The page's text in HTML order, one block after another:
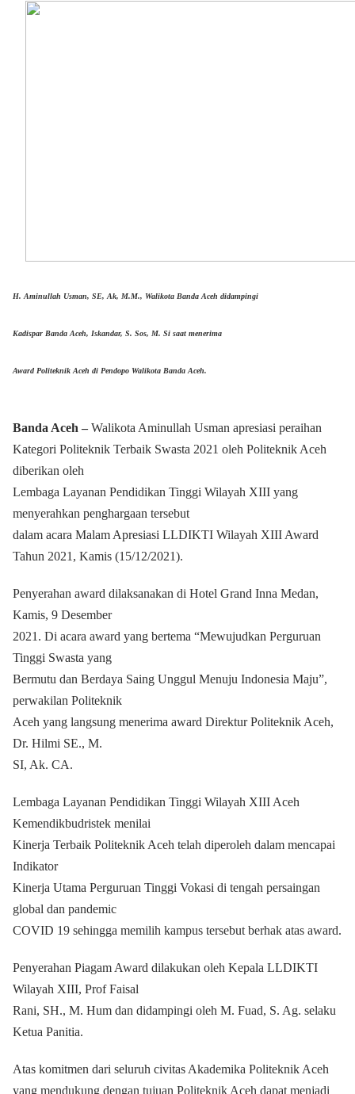
H. Aminullah Usman, SE, Ak, M.M., Walikota Banda Aceh didampingi
Kadispar Banda Aceh, Iskandar, S. Sos, M. Si saat menerima
Award Politeknik Aceh di Pendopo Walikota Banda Aceh.
Banda Aceh – Walikota Aminullah Usman apresiasi peraihan
Kategori Politeknik Terbaik Swasta 2021 oleh Politeknik Aceh
diberikan oleh
Lembaga Layanan Pendidikan Tinggi Wilayah XIII yang
menyerahkan penghargaan tersebut
dalam acara Malam Apresiasi LLDIKTI Wilayah XIII Award
Tahun 2021, Kamis (15/12/2021).
Penyerahan award dilaksanakan di Hotel Grand Inna Medan,
Kamis, 9 Desember
2021. Di acara award yang bertema “Mewujudkan Perguruan
Tinggi Swasta yang
Bermutu dan Berdaya Saing Unggul Menuju Indonesia Maju”,
perwakilan Politeknik
Aceh yang langsung menerima award Direktur Politeknik Aceh,
Dr. Hilmi SE., M.
SI, Ak. CA.
Lembaga Layanan Pendidikan Tinggi Wilayah XIII Aceh
Kemendikbudristek menilai
Kinerja Terbaik Politeknik Aceh telah diperoleh dalam mencapai
Indikator
Kinerja Utama Perguruan Tinggi Vokasi di tengah persaingan
global dan pandemic
COVID 19 sehingga memilih kampus tersebut berhak atas award.
Penyerahan Piagam Award dilakukan oleh Kepala LLDIKTI
Wilayah XIII, Prof Faisal
Rani, SH., M. Hum dan didampingi oleh M. Fuad, S. Ag. selaku
Ketua Panitia.
Atas komitmen dari seluruh civitas Akademika Politeknik Aceh
yang mendukung dengan tujuan Politeknik Aceh dapat menjadi